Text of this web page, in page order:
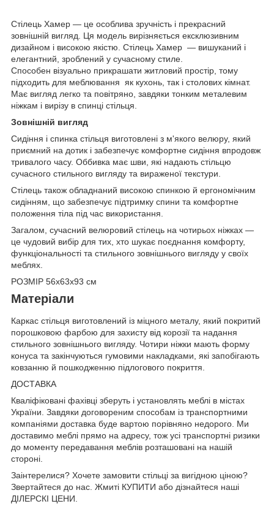
Стілець Хамер — це особлива зручність і прекрасний
зовнішній вигляд. Ця модель вирізняється ексклюзивним
дизайном і високою якістю. Стілець Хамер — вишуканий і
елегантний, зроблений у сучасному стиле.
Способен візуально прикрашати житловий простір, тому
підходить для меблювання як кухонь, так і столових кімнат.
Має вигляд легко та повітряно, завдяки тонким металевим
ніжкам і вирізу в спинці стільця.
Зовнішній вигляд
Сидіння і спинка стільця виготовлені з м'якого велюру, який
приємний на дотик і забезпечує комфортне сидіння впродовж
тривалого часу. Оббивка має шви, які надають стільцю
сучасного стильного вигляду та вираженої текстури.
Стілець також обладнаний високою спинкою й ергономічним
сидінням, що забезпечує підтримку спини та комфортне
положення тіла під час використання.
Загалом, сучасний велюровий стілець на чотирьох ніжках —
це чудовий вибір для тих, хто шукає поєднання комфорту,
функціональності та стильного зовнішнього вигляду у своїх
меблях.
РОЗМІР 56х63х93 см
Матеріали
Каркас стільця виготовлений із міцного металу, який покритий
порошковою фарбою для захисту від корозії та надання
стильного зовнішнього вигляду. Чотири ніжки мають форму
конуса та закінчуються гумовими накладками, які запобігають
ковзанню й пошкодженню підлогового покриття.
ДОСТАВКА
Кваліфіковані фахівці зберуть і установлять меблі в містах
України. Завдяки договореним способам із транспортними
компаніями доставка буде вартою порівняно недорого. Ми
доставимо меблі прямо на адресу, тож усі транспортні ризики
до моменту передавання меблів розташовані на нашій
стороні.
Заінтерелися? Хочете замовити стільці за вигідною ціною?
Звертайтеся до нас. Жмиті КУПИТИ або дізнайтеся наші
ДІЛЕРСКІ ЦЕНИ.